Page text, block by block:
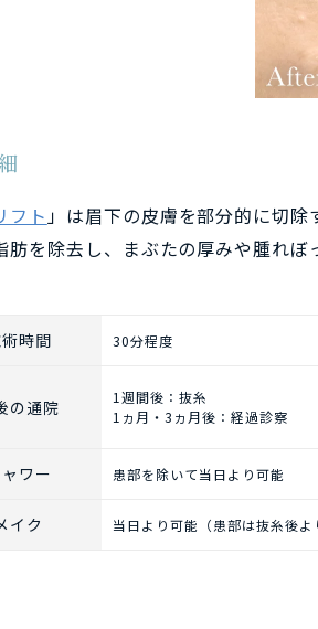
フト」は眉下の皮膚を部分的に切除
肪を除去し、まぶたの厚みや腫れぼ
時間 30分程度
の通院
1週間後：抜糸
1ヵ月・3ヵ月後：経過診察
ワー 患部を除いて当日より可能
イク 当日より可能（患部は抜糸後よ